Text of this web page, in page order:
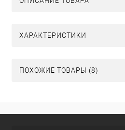
ХАРАКТЕРИСТИКИ
ПОХОЖИЕ ТОВАРЫ (8)